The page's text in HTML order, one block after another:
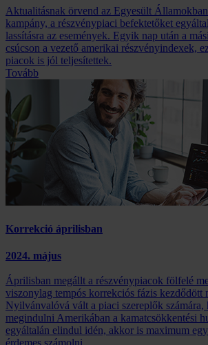
Aktualitásnak örvend az Egyesült
kampány, a részvénypiaci befektetőket
lassításra az események. Egyik nap után a
csúcson a vezető amerikai részvényindexek,
piacok is jól teljesítettek.
Tovább
Korrekció áprilisban
2024. május
Áprilisban megállt a részvénypiacok fölfelé
viszonylag tempós korrekciós fázis kezdődött
Nyilvánvalóvá vált a piaci szereplők számára,
megindulni Amerikában a kamatcsökkentési
egyáltalán elindul idén, akkor is maximum